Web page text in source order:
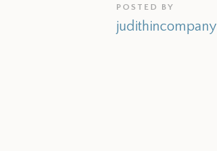
POSTED BY
judithincompany